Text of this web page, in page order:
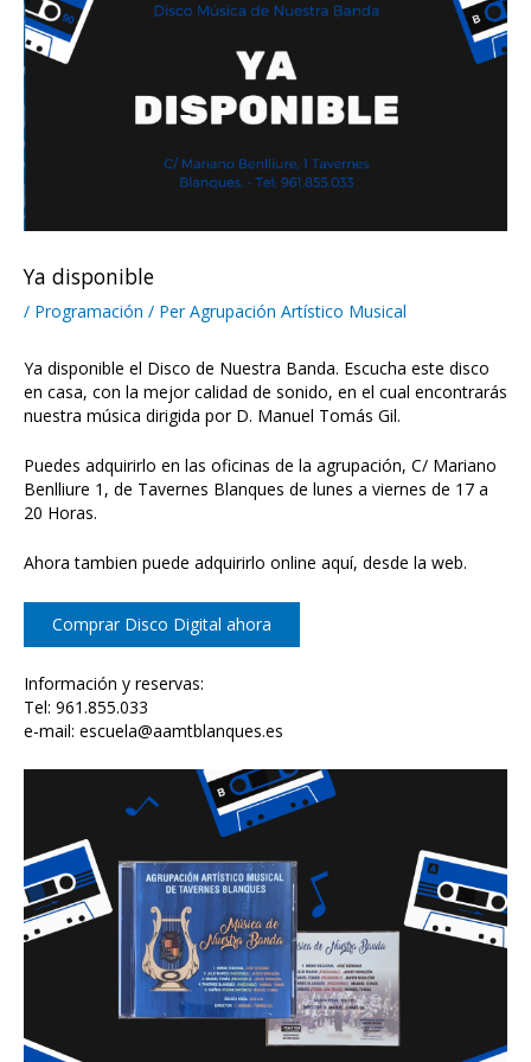
Ya disponible
/ Programación / Per Agrupación Artístico Musical
Ya disponible el Disco de Nuestra Banda. Escucha este disco
en casa, con la mejor calidad de sonido, en el cual encontrarás
nuestra música dirigida por D. Manuel Tomás Gil.
Puedes adquirirlo en las oficinas de la agrupación, C/ Mariano
Benlliure 1, de Tavernes Blanques de lunes a viernes de 17 a
20 Horas.
Ahora tambien puede adquirirlo online aquí, desde la web.
Comprar Disco Digital ahora
Información y reservas:
Tel: 961.855.033
e-mail: escuela@aamtblanques.es